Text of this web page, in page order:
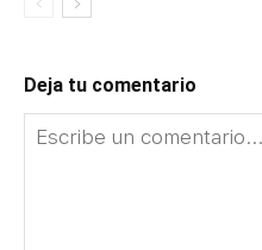
Deja tu comentario